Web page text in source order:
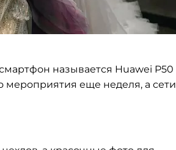
называется Huawei P50
мероприятия еще неделя, а сети